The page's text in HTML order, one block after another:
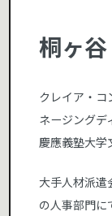
桐ヶ
クレイア・
ネージングデ
慶應義塾大学
大手人材派遣
の人事部門に